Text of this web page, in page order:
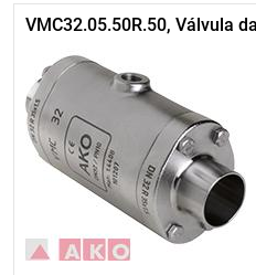
VMC32.05.50R.50, Válvula